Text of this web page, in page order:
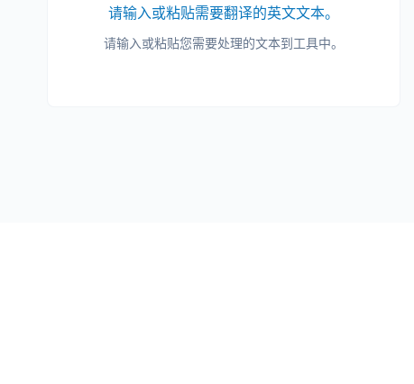
请输入或粘贴需要翻译的英文文本。
请输入或粘贴您需要处理的文本到工具中。